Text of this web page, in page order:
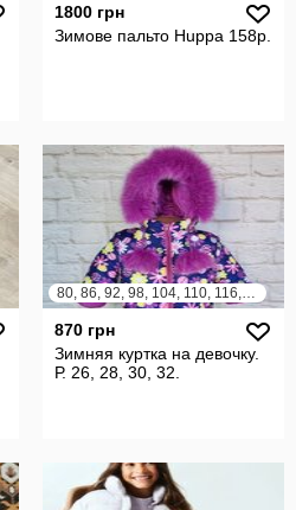
1800 грн
Зимове пальто Huppa 158р.
80, 86, 92, 98, 104, 110, 116, 122, 128
870 грн
Зимняя куртка на девочку.
Р. 26, 28, 30, 32.